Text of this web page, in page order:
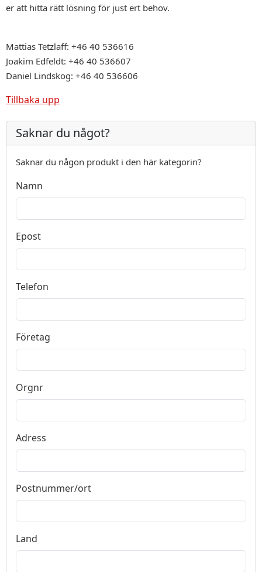
er att hitta rätt lösning för just ert behov.
Mattias Tetzlaff: +46 40 536616
Joakim Edfeldt: +46 40 536607
Daniel Lindskog: +46 40 536606
Tillbaka upp
Saknar du något?
Saknar du någon produkt i den här kategorin?
Namn
Epost
Telefon
Företag
Orgnr
Adress
Postnummer/ort
Land